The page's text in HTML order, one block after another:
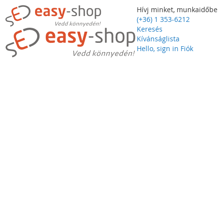
Hívj minket,
(+36) 1 353-6212
Keresés
Kívánságlista
Hello, sign in Fiók